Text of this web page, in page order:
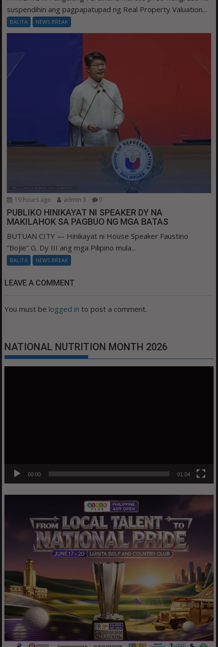
suspendihin ang pagpapatupad ng Real Property Valuation...
BALITA NEWS BREAK
19 hours ago admin 3 0
PUBLIKO HINIKAYAT NI SPEAKER DY NA
MAKILAHOK SA PAGBUO NG MGA BATAS
BUTUAN CITY — Hinikayat ni House Speaker Faustino
“Bojie” G. Dy III ang mga Pilipino mula...
BALITA NEWS BREAK
LEAVE A COMMENT
You must be logged in to post a comment.
NATIONAL NUTRITION MONTH 2026
00:00 01:04